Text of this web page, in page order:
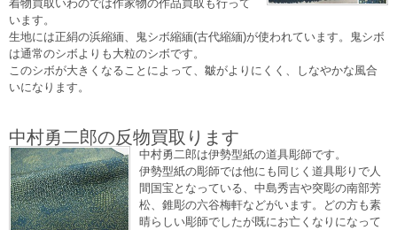
着物買取いわのでは作家物の作品買取も行って
います。
生地には正絹の浜縮緬、鬼シボ縮緬(古代縮緬)が使われています。鬼シボ
は通常のシボよりも大粒のシボです。
このシボが大きくなることによって、皺がよりにくく、しなやかな風合
いになります。
中村勇二郎の反物買取ります
中村勇二郎は伊勢型紙の道具彫師です。
伊勢型紙の彫師では他にも同じく道具彫りで人
間国宝となっている、中島秀吉や突彫の南部芳
松、錐彫の六谷梅軒などがいます。どの方も素
晴らしい彫師でしたが既にお亡くなりになって